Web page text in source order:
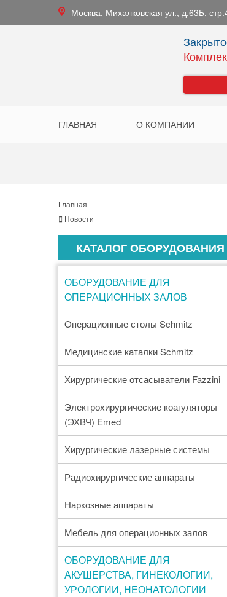
Москва, Михалковская ул., д.63Б,
ГЛАВНАЯ О КОМПАНИИ
Главная
Новости
КАТАЛОГ ОБОРУДОВАНИЯ
ОБОРУДОВАНИЕ ДЛЯ
ОПЕРАЦИОННЫХ ЗАЛОВ
Oперационные столы Schmitz
Медицинские каталки Schmitz
Хирургические отсасыватели Fazzini
Электрохирургические коагуляторы
(ЭХВЧ) Emed
Хирургические лазерные системы
Радиохирургические аппараты
Наркозные аппараты
Мебель для операционных залов
ОБОРУДОВАНИЕ ДЛЯ
АКУШЕРСТВА, ГИНЕКОЛОГИИ,
УРОЛОГИИ, НЕОНАТОЛОГИИ